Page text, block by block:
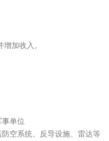
加收入。
单位
空系统、反导设施、雷达等